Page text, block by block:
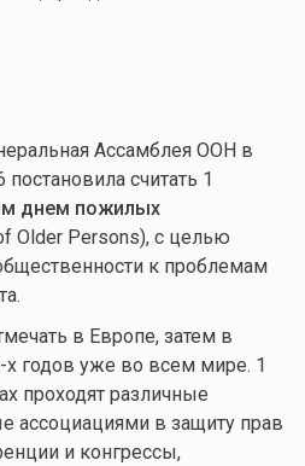
Ассамблея ООН в
считать 1
днем пожилых
Older Persons), с целью
к проблемам
в Европе, затем в
годов уже во всем мире. 1
проходят различные
ассоциациями в защиту прав
и конгрессы,